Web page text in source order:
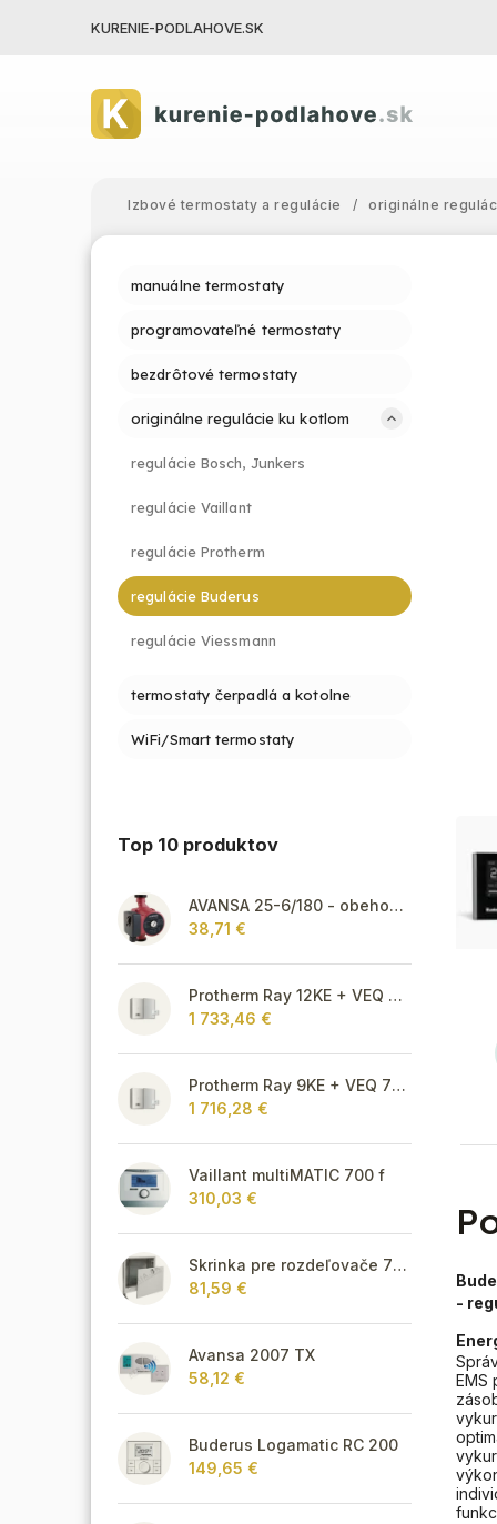
KURENIE-PODLAHOVE.SK
Izbové termostaty a regulácie / originálne
manuálne termostaty
programovateľné termostaty
bezdrôtové termostaty
originálne regulácie ku kotlom
regulácie Bosch, Junkers
regulácie Vaillant
regulácie Protherm
regulácie Buderus
regulácie Viessmann
termostaty čerpadlá a kotolne
WiFi/Smart termostaty
Top 10 produktov
AVANSA 25-6/180 - obehové čerpadlo, pripojovací závit 6/4"
38,71 €
Protherm Ray 12KE + VEQ 75 + Thermolink P
1 733,46 €
Protherm Ray 9KE + VEQ 75 + Thermolink P
1 716,28 €
Vaillant multiMATIC 700 f
310,03 €
Skrinka pre rozdeľovače 715 mm - podomietková
81,59 €
Avansa 2007 TX
58,12 €
Buderus Logamatic RC 200
149,65 €
-
EMS